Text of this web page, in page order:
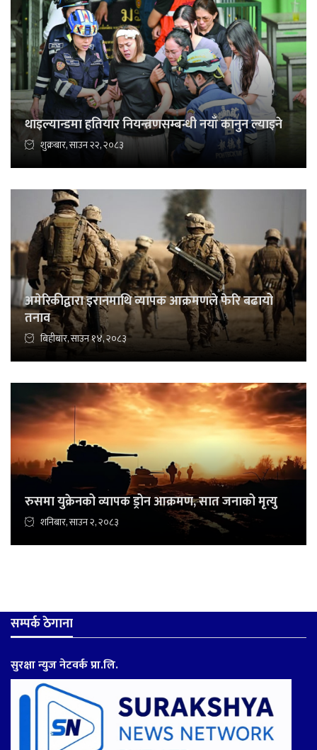
थाइल्यान्डमा हतियार नियन्त्रणसम्बन्धी नयाँ कानुन ल्याइने
शुक्रबार, साउन २२, २०८३
अमेरिकीद्वारा इरानमाथि व्यापक आक्रमणले फेरि बढायो
तनाव
बिहीबार, साउन १४, २०८३
रुसमा युक्रेनको व्यापक ड्रोन आक्रमण, सात जनाको मृत्यु
शनिबार, साउन २, २०८३
सम्पर्क ठेगाना
सुरक्षा न्युज नेटवर्क प्रा.लि.